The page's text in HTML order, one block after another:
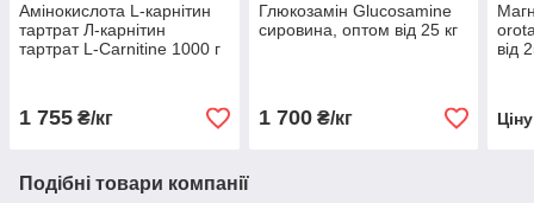
Амінокислота L-карнітин
тартрат Л-карнітин
тартрат L-Carnitine 1000 г
1 755 ₴/кг
Глюкозамін Glucosamine
сировина, оптом від 25 кг
1 700₴/кг
від
Подібні товари компанії